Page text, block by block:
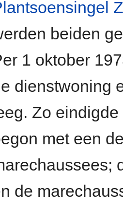
beiden
1 oktober
dienstwoning
Zo
met een
de